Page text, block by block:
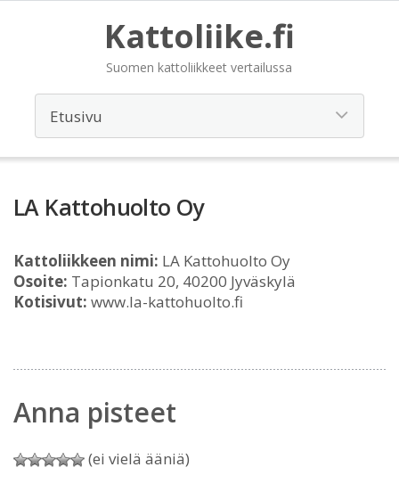
Kattoliike.fi
Suomen kattoliikkeet vertailussa
LA Kattohuolto Oy
Kattoliikkeen nimi: LA Kattohuolto Oy
Osoite: Tapionkatu 20, 40200 Jyväskylä
Kotisivut: www.la-kattohuolto.fi
Anna pisteet
(ei vielä ääniä)